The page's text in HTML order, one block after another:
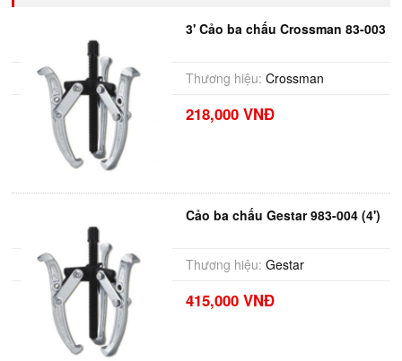
3' Cảo ba chấu Crossman 83-003
Thương hiệu: Crossman
218,000 VNĐ
Cảo ba chấu Gestar 983-004 (4')
Thương hiệu: Gestar
415,000 VNĐ